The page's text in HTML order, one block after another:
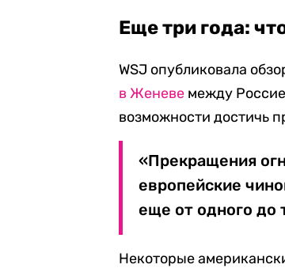
Еще три года:
WSJ опубликовала
в Женеве между
возможности достичь
«Прекращения
европейские
еще от одного до
Некоторые